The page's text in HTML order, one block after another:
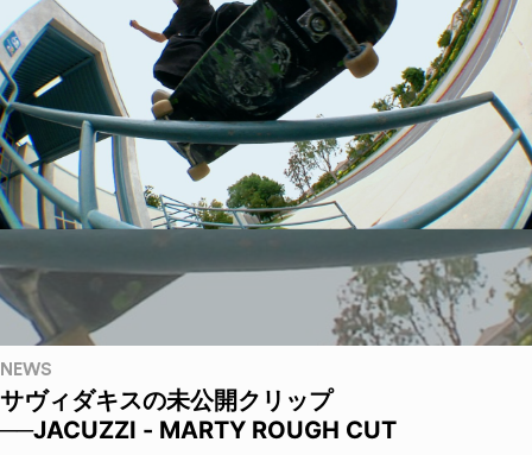
NEWS
サヴィダキスの未公開クリップ
──JACUZZI - MARTY ROUGH CUT